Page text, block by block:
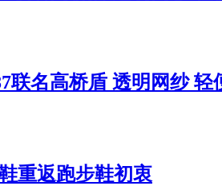
联名高桥盾 透明网纱 轻
重返跑步鞋初衷